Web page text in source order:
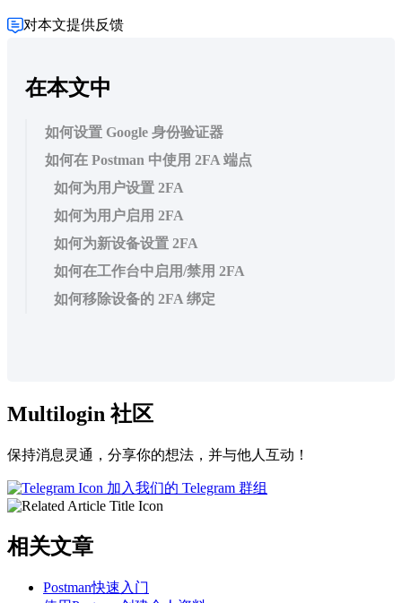
对本文提供反馈
在本文中
如何设置 Google 身份验证器
如何在 Postman 中使用 2FA 端点
如何为用户设置 2FA
如何为用户启用 2FA
如何为新设备设置 2FA
如何在工作台中启用/禁用 2FA
如何移除设备的 2FA 绑定
Multilogin 社区
保持消息灵通，分享你的想法，并与他人互动！
加入我们的 Telegram 群组
相关文章
Postman快速入门